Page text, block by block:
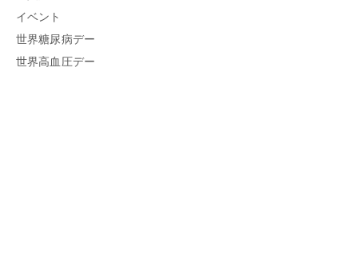
イベント
世界糖尿病デー
世界高血圧デー